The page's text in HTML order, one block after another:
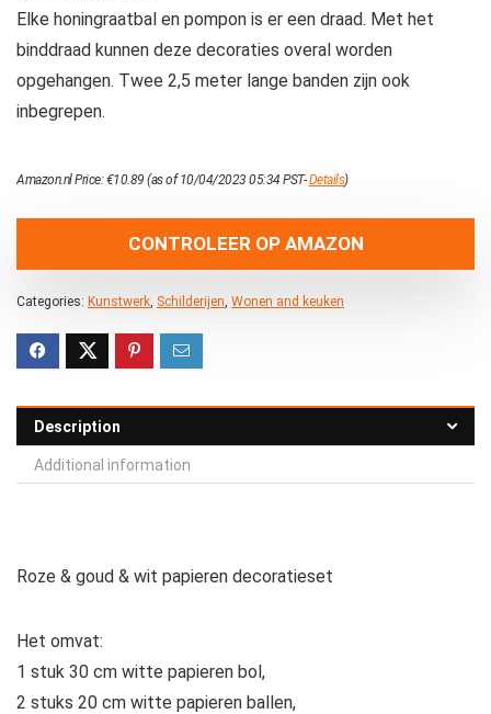
Elke honingraatbal en pompon is er een draad. Met het
binddraad kunnen deze decoraties overal worden
opgehangen. Twee 2,5 meter lange banden zijn ook
inbegrepen.
Amazon.nl Price:€10.89 (as of 10/04/2023 05:34 PST-Details)
CONTROLEER OP AMAZON
Categories: Kunstwerk Schilderijen Wonen and keuken
Description
Additional information
Roze & goud & wit papieren decoratieset
Het omvat:
1 stuk 30 cm witte papieren bol,
2 stuks 20 cm witte papieren ballen,